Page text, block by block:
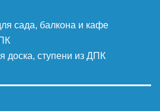
сада, балкона и кафе
доска, ступени из ДПК